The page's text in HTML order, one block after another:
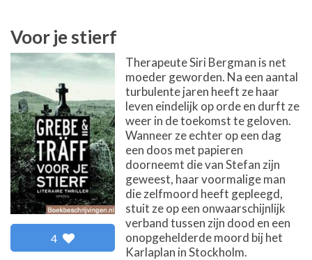
Voor je stierf
4
Therapeute Siri Bergman is net
moeder geworden. Na een aantal
turbulente jaren heeft ze haar
leven eindelijk op orde en durft ze
weer in de toekomst te geloven.
Wanneer ze echter op een dag
een doos met papieren
doorneemt die van Stefan zijn
geweest, haar voormalige man
die zelfmoord heeft gepleegd,
stuit ze op een onwaarschijnlijk
verband tussen zijn dood en een
onopgehelderde moord bij het
Karlaplan in Stockholm.